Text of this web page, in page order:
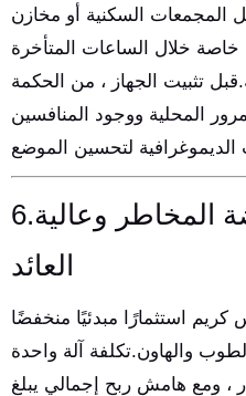
المجمعات السكنية أو مخازن
خاصة خلال الساعات المتأخرة
تثبيت الجهاز ، من الحكمة
المحلية ووجود المنافسين
6.فرصة تجارية منخفضة المخاطر وعالية
العائد
كريم استثمارًا مبدئيًا منخفضًا
والهاون.تكلفة آلة واحدة
بين 3,000 و 8,000 دولار ، ومع هامش ربح إجمالي يبلغ